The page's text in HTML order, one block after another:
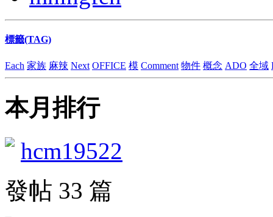
標籤(TAG)
Each 家族 麻辣 Next OFFICE 模 Comment 物件 概念 ADO 全域
本月排行
hcm19522
發帖 33 篇